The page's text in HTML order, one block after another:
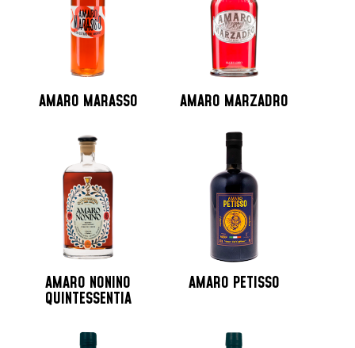
AMARO MARASSO AMARO MARZADRO
AMARO NONINO
QUINTESSENTIA
AMARO PETISSO